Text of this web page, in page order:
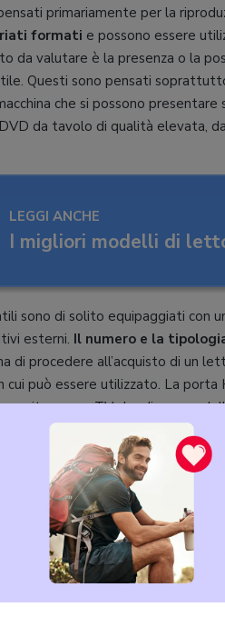
primariamente per la
formati e possono essere
da valutare è la presenza o la
Questi sono pensati
che si possono
da tavolo di qualità elevata,
LEGGI ANCHE
I migliori modelli di
sono di solito equipaggiati con
esterni. Il numero e la
di procedere all’acquisto di un
cui può essere utilizzato. La
o una TV che disponga
una chiavetta o un altro
e musica senza che questi
soprattutto durante lunghi
ma se il lettore viene
schede. Un discorso a parte
misura anche nel mondo
modelli dotati di
segnali radio IR (infrarossi)
Un ulteriore fattore da